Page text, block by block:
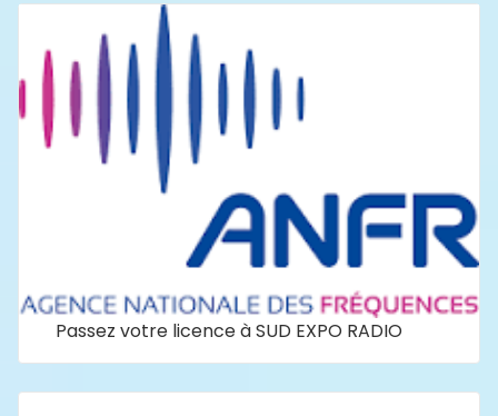
Passez votre licence à SUD EXPO RADIO